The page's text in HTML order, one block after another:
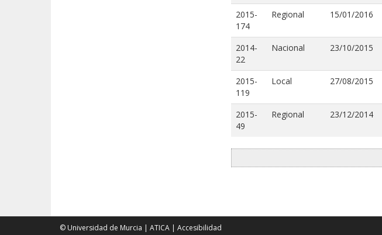
2015-
174
Regional 15/01/2016
2014-
22
Nacional 23/10/2015
2015-
119
Local 27/08/2015
2015-
49
Regional 23/12/2014
© Universidad de Murcia ATICA Accesibilidad